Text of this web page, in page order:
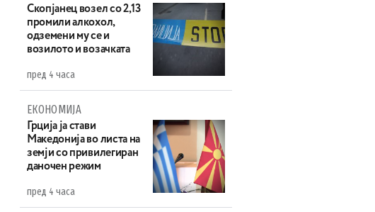
Скопјанец возел со 2,13
промили алкохол,
одземени му се и
возилото и возачката
пред 4 часа
ЕКОНОМИЈА
Грција ја стави
Македонија во листа на
земји со привилегиран
даночен режим
пред 4 часа